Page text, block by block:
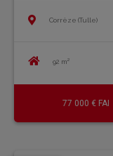
Corrèze (Tulle)
92 m²
77 000 € FAI